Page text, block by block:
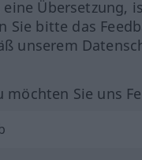
eine Übersetzung,
Sie bitte das
unserem
möchten Sie uns